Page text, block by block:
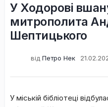
У Ходорові
митрополита
Шептицького
від Петро Нек
У міській бібліотеці